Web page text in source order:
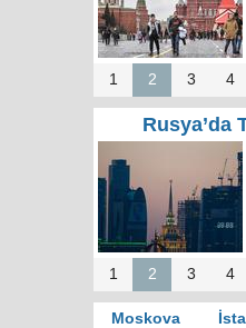
Moskova’da bir
araya geldi
1 2 3 4
Rusya’da
Moskova’nın en
büyük kültür
merkezinde “Türk
Kahvesi Gecesi”
düzenlendi
1 2 3 4
Moskova